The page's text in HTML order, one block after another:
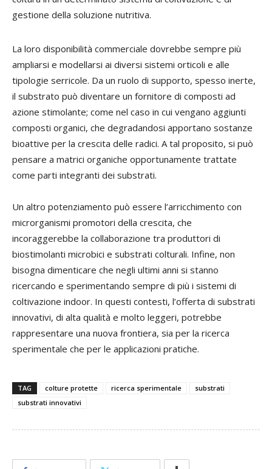
gestione della soluzione nutritiva.
La loro disponibilità commerciale dovrebbe sempre più
ampliarsi e modellarsi ai diversi sistemi orticoli e alle
tipologie serricole. Da un ruolo di supporto, spesso inerte,
il substrato può diventare un fornitore di composti ad
azione stimolante; come nel caso in cui vengano aggiunti
composti organici, che degradandosi apportano sostanze
bioattive per la crescita delle radici. A tal proposito, si può
pensare a matrici organiche opportunamente trattate
come parti integranti dei substrati.
Un altro potenziamento può essere l’arricchimento con
microrganismi promotori della crescita, che
incoraggerebbe la collaborazione tra produttori di
biostimolanti microbici e substrati colturali. Infine, non
bisogna dimenticare che negli ultimi anni si stanno
ricercando e sperimentando sempre di più i sistemi di
coltivazione indoor. In questi contesti, l’offerta di substrati
innovativi, di alta qualità e molto leggeri, potrebbe
rappresentare una nuova frontiera, sia per la ricerca
sperimentale che per le applicazioni pratiche.
TAG colture protette ricerca sperimentale
substrati
substrati innovativi